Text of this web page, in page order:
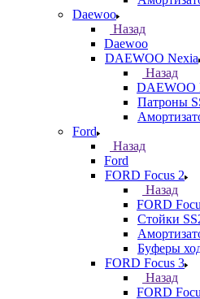
Daewoo
Назад
Daewoo
DAEWOO Nexia
Назад
DAEWOO
Патроны
Ford
Назад
Ford
FORD Focus 2
Назад
FORD
Стойки
Буферы
FORD Focus 3
Назад
FORD